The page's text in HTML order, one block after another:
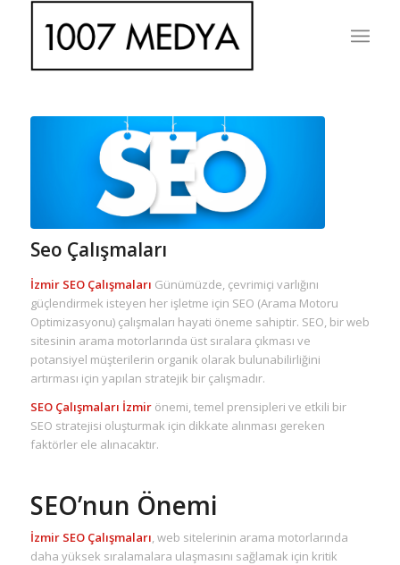
Seo Çalışmaları
İzmir SEO Çalışmaları Günümüzde, çevrimiçi varlığını
güçlendirmek isteyen her işletme için SEO (Arama Motoru
Optimizasyonu) çalışmaları hayati öneme sahiptir. SEO, bir web
sitesinin arama motorlarında üst sıralara çıkması ve
potansiyel müşterilerin organik olarak bulunabilirliğini
artırması için yapılan stratejik bir çalışmadır.
SEO Çalışmaları İzmirönemi, temel prensipleri ve etkili bir
SEO stratejisi oluşturmak için dikkate alınması gereken
faktörler ele alınacaktır.
SEO’nun Önemi
İzmir SEO Çalışmaları, web sitelerinin arama motorlarında
daha yüksek sıralamalara ulaşmasını sağlamak için kritik